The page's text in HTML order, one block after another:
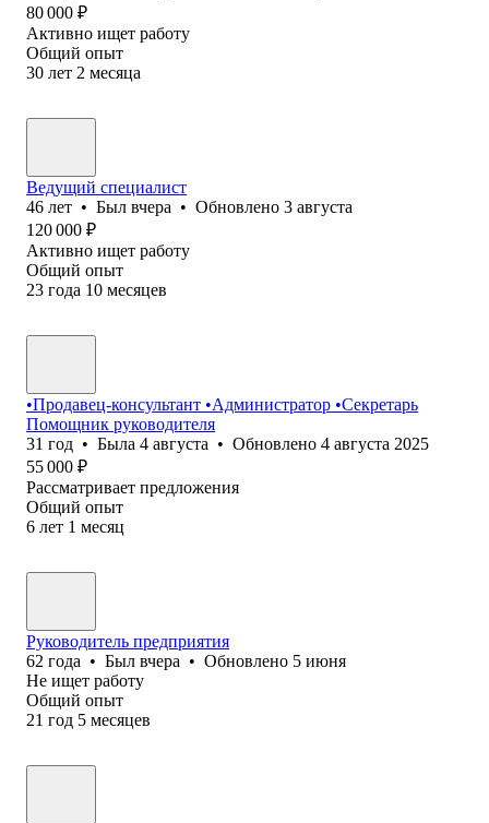
80 000 ₽
Активно ищет работу
Общий опыт
30 лет 2 месяца
Ведущий специалист
46 лет • Был вчера • Обновлено 3 августа
120 000 ₽
Активно ищет работу
Общий опыт
23 года 10 месяцев
•Продавец-консультант •Администратор •Секретарь
Помощник руководителя
31 год • Была 4 августа • Обновлено 4 августа 2025
55 000 ₽
Рассматривает предложения
Общий опыт
6 лет 1 месяц
Руководитель предприятия
62 года • Был вчера • Обновлено 5 июня
Не ищет работу
Общий опыт
21 год 5 месяцев